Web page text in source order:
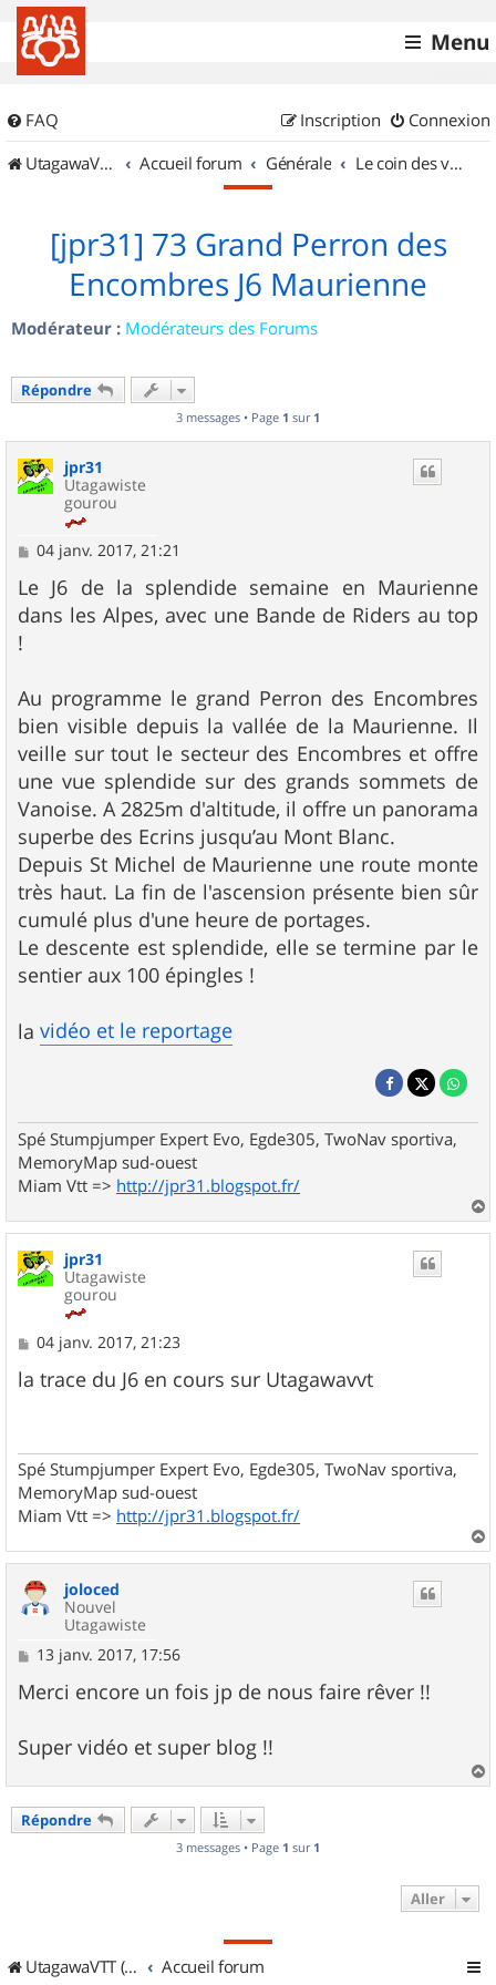
Menu
FAQ Connexion
Inscription
UtagawaVTT (Randos VTT et VTTAE avec traces GPS)
Accueil forum Générale Le coin des vidéastes
[jpr31] 73 Grand Perron des
Encombres J6 Maurienne
Modérateur : Modérateurs des Forums
Répondre
3 messages • Page 1 sur 1
jpr31
Utagawiste
gourou
M
s
s
a
04 janv. 2017, 21:21
Le J6 de la splendide semaine en Maurienne
dans les Alpes, avec une Bande de Riders au top
!
Au programme le grand Perron des Encombres
bien visible depuis la vallée de la Maurienne. Il
veille sur tout le secteur des Encombres et offre
une vue splendide sur des grands sommets de
Vanoise. A 2825m d'altitude, il offre un panorama
superbe des Ecrins jusqu’au Mont Blanc.
Depuis St Michel de Maurienne une route monte
très haut. La fin de l'ascension présente bien sûr
cumulé plus d'une heure de portages.
Le descente est splendide, elle se termine par le
sentier aux 100 épingles !
la vidéo et le reportage
Spé Stumpjumper Expert Evo, Egde305, TwoNav sportiva,
MemoryMap sud-ouest
Miam Vtt => http://jpr31.blogspot.fr/
a
u
jpr31
Utagawiste
gourou
M
s
s
04 janv. 2017, 21:23
la trace du J6 en cours sur Utagawavvt
Spé Stumpjumper Expert Evo, Egde305, TwoNav sportiva,
MemoryMap sud-ouest
Miam Vtt => http://jpr31.blogspot.fr/
a
joloced
Nouvel
Utagawiste
M
s
s
g
e
13 janv. 2017, 17:56
Merci encore un fois jp de nous faire rêver !!
Super vidéo et super blog !!
a
Répondre
3 messages • Page 1 sur 1
Aller
UtagawaVTT (Randos VTT et VTTAE avec traces GPS) Accueil forum